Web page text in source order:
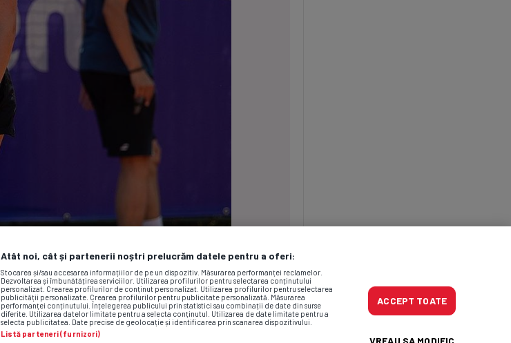
Atât noi, cât și partenerii noștri prelucrăm datele pentru a oferi:
Stocarea și/sau accesarea informațiilor de pe un dispozitiv. Măsurarea performanței reclamelor.
Dezvoltarea și îmbunătățirea serviciilor. Utilizarea profilurilor pentru selectarea conținutului
personalizat. Crearea profilurilor de conținut personalizat. Utilizarea profilurilor pentru selectarea
publicității personalizate. Crearea profilurilor pentru publicitate personalizată. Măsurarea
performanței conținutului. Înțelegerea publicului prin statistici sau combinații de date din surse
diferite. Utilizarea datelor limitate pentru a selecta conținutul. Utilizarea de date limitate pentru a
selecta publicitatea. Date precise de geolocație și identificarea prin scanarea dispozitivului.
Listă parteneri (furnizori)
ACCEPT TOATE
VREAU SA MODIFIC